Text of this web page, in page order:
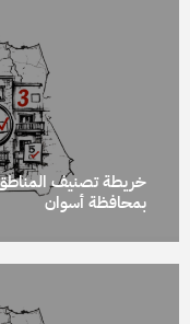
خريطة تصنيف
بمحافظة أسوان